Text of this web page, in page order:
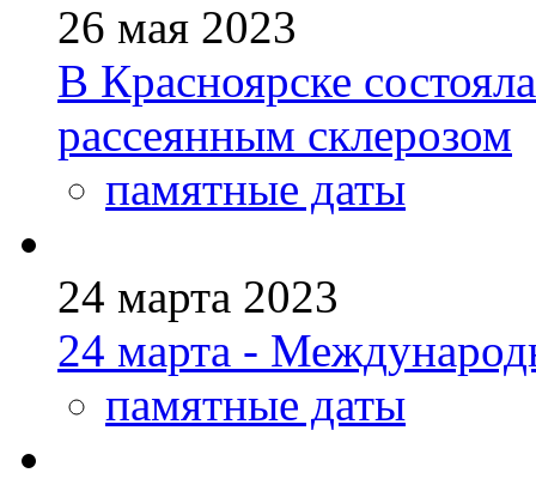
26 мая 2023
В Красноярске
рассеянным склерозом
памятные даты
24 марта 2023
24 марта -
памятные даты